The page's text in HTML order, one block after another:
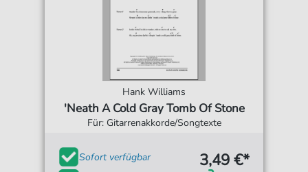
Hank Williams
'Neath A Cold Gray Tomb Of Stone
Für: Gitarrenakkorde/Songtexte
Sofort verfügbar
3,49 €*